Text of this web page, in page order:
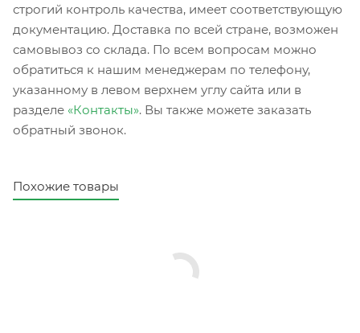
строгий контроль качества, имеет соответствующую
документацию. Доставка по всей стране, возможен
самовывоз со склада. По всем вопросам можно
обратиться к нашим менеджерам по телефону,
указанному в левом верхнем углу сайта или в
разделе «Контакты». Вы также можете заказать
обратный звонок.
Похожие товары